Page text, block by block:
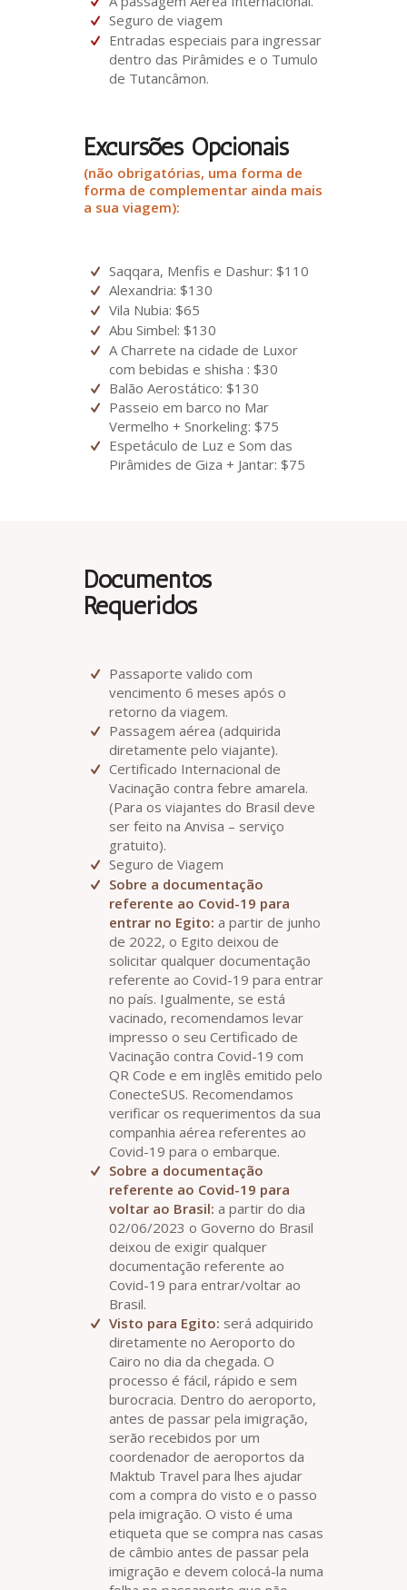
Seguro de viagem
Entradas especiais para ingressar
dentro das Pirâmides e o Tumulo
de Tutancâmon.
Excursões Opcionais
(não obrigatórias, uma forma de
forma de complementar ainda mais
a sua viagem):
Saqqara, Menfis e Dashur: $110
Alexandria: $130
Vila Nubia: $65
Abu Simbel: $130
A Charrete na cidade de Luxor
com bebidas e shisha : $30
Balão Aerostático: $130
Passeio em barco no Mar
Vermelho + Snorkeling: $75
Espetáculo de Luz e Som das
Pirâmides de Giza + Jantar: $75
Documentos
Requeridos
Passaporte valido com
vencimento 6 meses após o
retorno da viagem.
Passagem aérea (adquirida
diretamente pelo viajante).
Certificado Internacional de
Vacinação contra febre amarela.
(Para os viajantes do Brasil deve
ser feito na Anvisa – serviço
gratuito).
Seguro de Viagem
Sobre a documentação
referente ao Covid-19 para
entrar no Egito: a partir de junho
de 2022, o Egito deixou de
solicitar qualquer documentação
referente ao Covid-19 para entrar
no país. Igualmente, se está
vacinado, recomendamos levar
impresso o seu Certificado de
Vacinação contra Covid-19 com
QR Code e em inglês emitido pelo
ConecteSUS. Recomendamos
verificar os requerimentos da sua
companhia aérea referentes ao
Covid-19 para o embarque.
Sobre a documentação
referente ao Covid-19 para
voltar ao Brasil: a partir do dia
02/06/2023 o Governo do Brasil
deixou de exigir qualquer
documentação referente ao
Covid-19 para entrar/voltar ao
Brasil.
Visto para Egito: será adquirido
diretamente no Aeroporto do
Cairo no dia da chegada. O
processo é fácil, rápido e sem
burocracia. Dentro do aeroporto,
antes de passar pela imigração,
serão recebidos por um
coordenador de aeroportos da
Maktub Travel para lhes ajudar
com a compra do visto e o passo
pela imigração. O visto é uma
etiqueta que se compra nas casas
de câmbio antes de passar pela
imigração e devem colocá-la numa